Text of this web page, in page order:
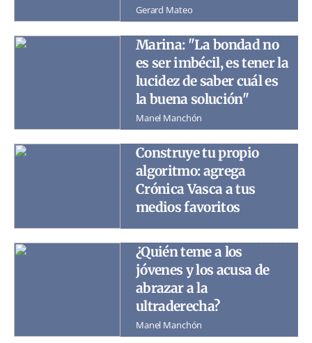
Gerard Mateo
Marina: "La bondad no
es ser imbécil, es tener la
lucidez de saber cuál es
la buena solución"
Manel Manchón
Construye tu propio
algoritmo: agrega
Crónica Vasca a tus
medios favoritos
¿Quién teme a los
jóvenes y los acusa de
abrazar a la
ultraderecha?
Manel Manchón